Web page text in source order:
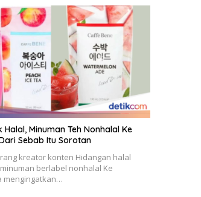
Halal, Minuman Teh Nonhalal Ke
Sebab Itu Sorotan
kreator konten Hidangan halal
berlabel nonhalal Ke
mengingatkan…